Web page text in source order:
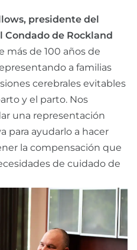
presidente del
Condado de Rockland
más de 100 años de
a familias
cerebrales evitables
y el parto. Nos
una representación
para ayudarlo a hacer
la compensación que
de cuidado de